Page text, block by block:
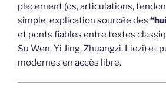
placement (os, articulations,
simple, explication sourcée des
et ponts fiables entre textes
Su Wen, Yi Jing, Zhuangzi, Liezi) et
modernes en accès libre.